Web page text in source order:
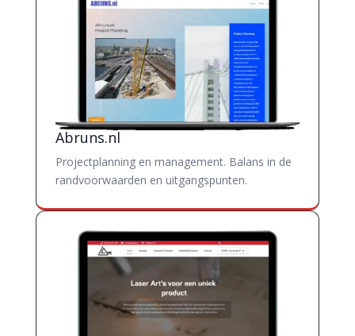
Abruns.nl
Projectplanning en management. Balans in de
randvoorwaarden en uitgangspunten.